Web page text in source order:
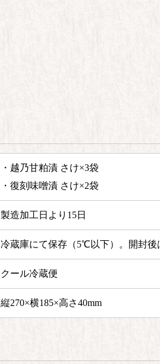
・越乃甘粕漬 さけ×3袋
・復刻味噌漬 さけ×2袋
製造加工日より15日
冷蔵庫にて保存（5℃以下）。 開封
クール冷蔵便
縦270×横185×高さ40mm